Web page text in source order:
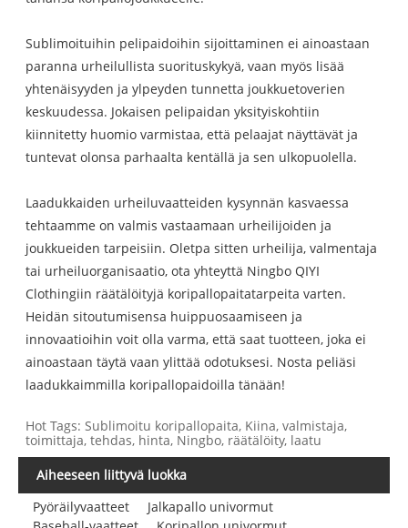
Sublimoituihin pelipaidoihin sijoittaminen ei ainoastaan ​​
paranna urheilullista suorituskykyä, vaan myös lisää
yhtenäisyyden ja ylpeyden tunnetta joukkuetoverien
keskuudessa. Jokaisen pelipaidan yksityiskohtiin
kiinnitetty huomio varmistaa, että pelaajat näyttävät ja
tuntevat olonsa parhaalta kentällä ja sen ulkopuolella.
Laadukkaiden urheiluvaatteiden kysynnän kasvaessa
tehtaamme on valmis vastaamaan urheilijoiden ja
joukkueiden tarpeisiin. Oletpa sitten urheilija, valmentaja
tai urheiluorganisaatio, ota yhteyttä Ningbo QIYI
Clothingiin räätälöityjä koripallopaitatarpeita varten.
Heidän sitoutumisensa huippuosaamiseen ja
innovaatioihin voit olla varma, että saat tuotteen, joka ei
ainoastaan ​​täytä vaan ylittää odotuksesi. Nosta peliäsi
laadukkaimmilla koripallopaidoilla tänään!
Hot Tags: Sublimoitu koripallopaita, Kiina, valmistaja,
toimittaja, tehdas, hinta, Ningbo, räätälöity, laatu
Aiheeseen liittyvä luokka
Pyöräilyvaatteet
Jalkapallo univormut